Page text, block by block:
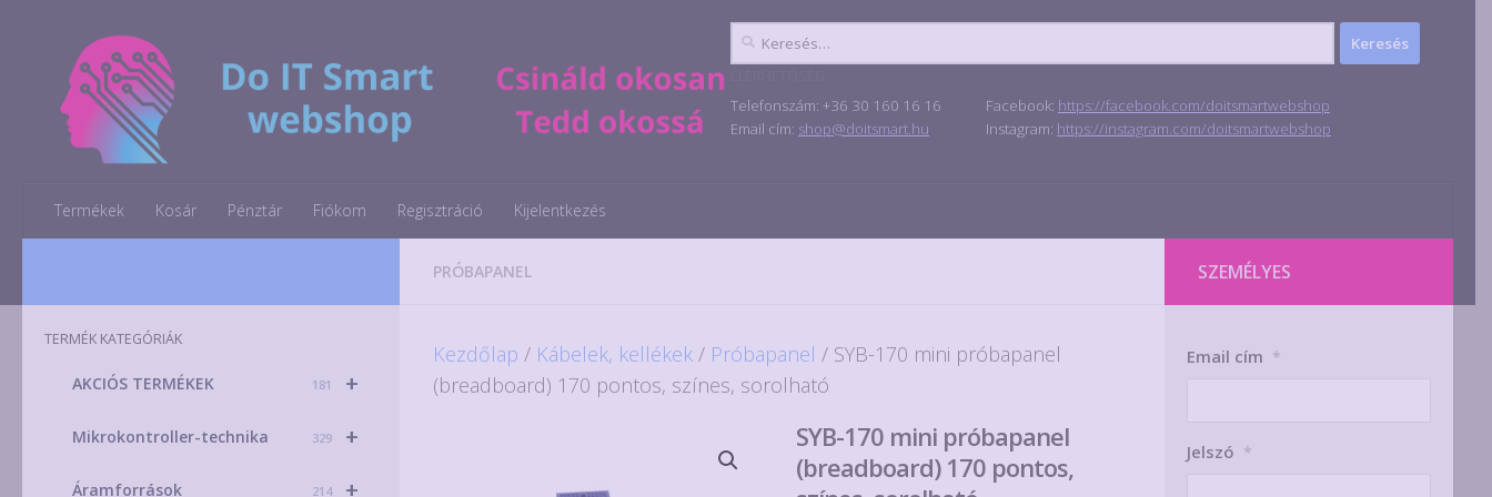
Skip to content Keresés:
Telefonszám: +36 30 160 16 16 Facebook: https://facebook.com/doitsmartwebshop
Email cím: shop@doitsmart.hu Instagram: https://instagram.com/doitsmartwebshop
Termékek Kosár Pénztár Fiókom Regisztráció Kijelentkezés
PRÓBAPANEL
Kezdőlap / Kábelek, kellékek / Próbapanel / SYB-170 mini próbapanel
(breadboard) 170 pontos, színes, sorolható
SYB-170 mini próbapanel
(breadboard) 170 pontos,
TERMÉK KATEGÓRIÁK
+
AKCIÓS TERMÉKEK 181
+
Mikrokontroller-technika 329
+
Áramforrások 214
SZEMÉLYES
Email cím *
Jelszó *